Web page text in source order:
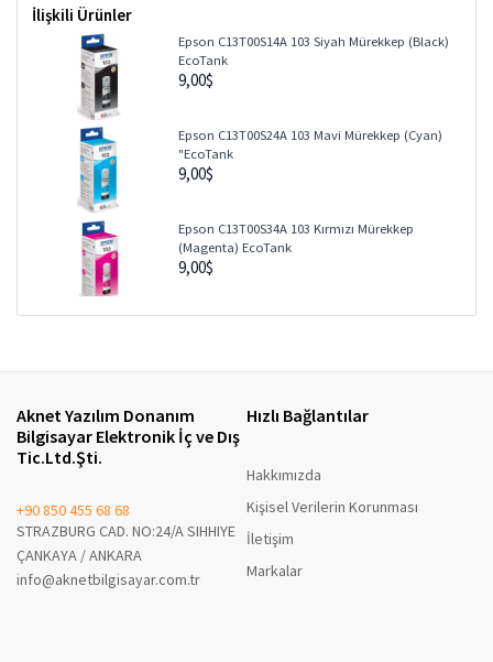
İlişkili Ürünler
Epson C13T00S14A 103 Siyah Mürekkep (Black)
EcoTank
9,00$
Epson C13T00S24A 103 Mavi Mürekkep (Cyan)
"EcoTank
9,00$
Epson C13T00S34A 103 Kırmızı Mürekkep
(Magenta) EcoTank
9,00$
Epson C13T00S44A 103 Sarı Mürekkep (Yellow)
Aknet Yazılım Donanım
Bilgisayar Elektronik İç ve Dış
Tic.Ltd.Şti.
+90 850 455 68 68
STRAZBURG CAD. NO:24/A SIHHIYE
ÇANKAYA / ANKARA
info@aknetbilgisayar.com.tr
Hızlı Bağlantılar
Hakkımızda
Kişisel Verilerin Korunması
İletişim
Markalar